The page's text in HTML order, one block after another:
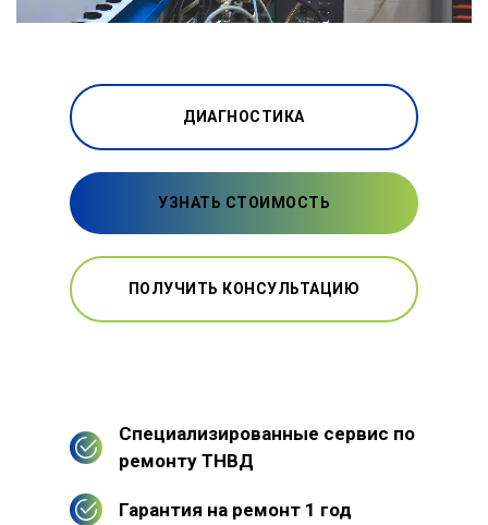
ДИАГНОСТИКА
УЗНАТЬ СТОИМОСТЬ
ПОЛУЧИТЬ КОНСУЛЬТАЦИЮ
Специализированные сервис по
ремонту ТНВД
Гарантия на ремонт 1 год